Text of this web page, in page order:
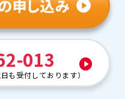
013
も受付しております）